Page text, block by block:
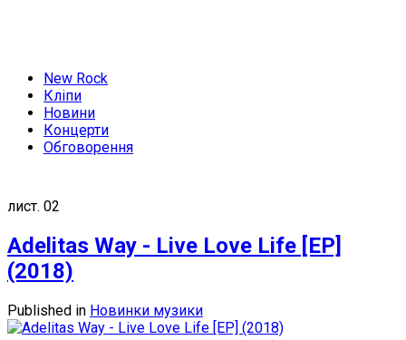
New Rock
Кліпи
Новини
Концерти
Обговорення
лист. 02
Adelitas Way - Live Love Life [EP]
(2018)
Published in Новинки музики